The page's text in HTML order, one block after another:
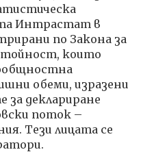
Интрастат в
по Закона за
които
обеми, изразени
за деклариране
поток –
Тези лицата се